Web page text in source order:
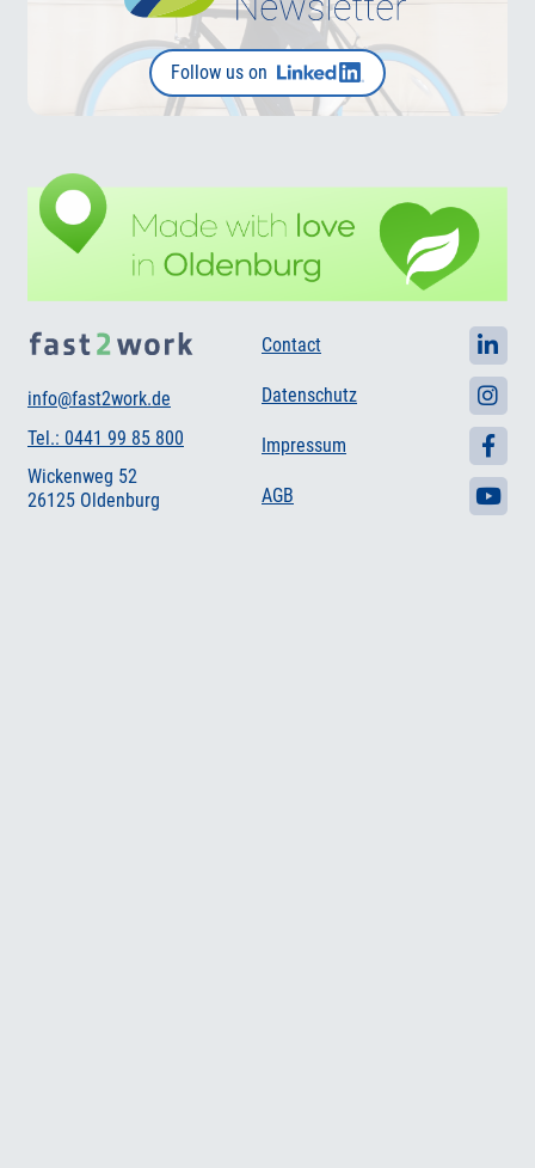
Follow us on
info@fast2work.de
Tel.: 0441 99 85 800
Wickenweg 52
26125 Oldenburg
Contact
Datenschutz
Impressum
AGB